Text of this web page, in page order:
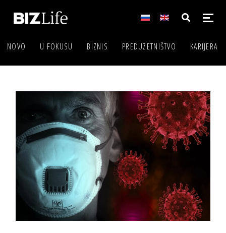
NOVO U FOKUSU BIZNIS PREDUZETNIŠTVO KARIJERA